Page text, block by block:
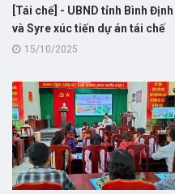
[Tái chế] - UBND tỉnh Bình Định
và Syre xúc tiến dự án tái chế
vải polyester : Bước khởi đầu
ngành dệt may Việt Nam
15/10/2025